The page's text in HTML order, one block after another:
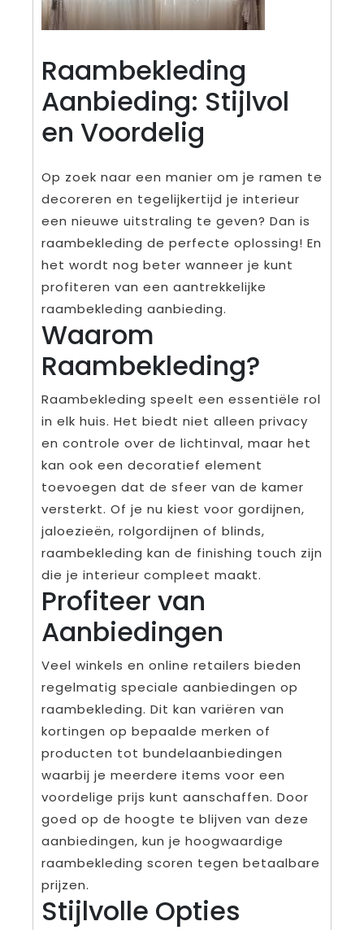
Raambekleding
Aanbieding: Stijlvol
en Voordelig
Op zoek naar een manier om je ramen te
decoreren en tegelijkertijd je interieur
een nieuwe uitstraling te geven? Dan is
raambekleding de perfecte oplossing! En
het wordt nog beter wanneer je kunt
profiteren van een aantrekkelijke
raambekleding aanbieding.
Waarom
Raambekleding?
Raambekleding speelt een essentiële rol
in elk huis. Het biedt niet alleen privacy
en controle over de lichtinval, maar het
kan ook een decoratief element
toevoegen dat de sfeer van de kamer
versterkt. Of je nu kiest voor gordijnen,
jaloezieën, rolgordijnen of blinds,
raambekleding kan de finishing touch zijn
die je interieur compleet maakt.
Profiteer van
Aanbiedingen
Veel winkels en online retailers bieden
regelmatig speciale aanbiedingen op
raambekleding. Dit kan variëren van
kortingen op bepaalde merken of
producten tot bundelaanbiedingen
waarbij je meerdere items voor een
voordelige prijs kunt aanschaffen. Door
goed op de hoogte te blijven van deze
aanbiedingen, kun je hoogwaardige
raambekleding scoren tegen betaalbare
prijzen.
Stijlvolle Opties